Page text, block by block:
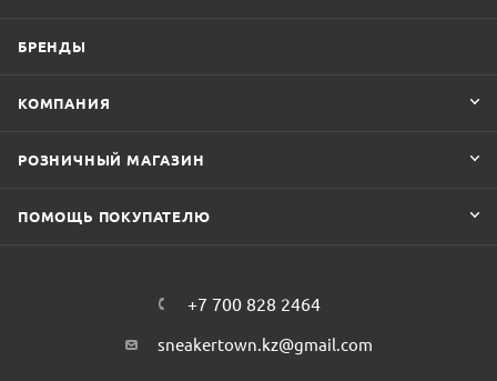
БРЕНДЫ
КОМПАНИЯ
РОЗНИЧНЫЙ МАГАЗИН
ПОМОЩЬ ПОКУПАТЕЛЮ
+7 700 828 2464
sneakertown.kz@gmail.com